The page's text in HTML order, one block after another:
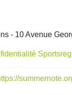
- 10 Avenue